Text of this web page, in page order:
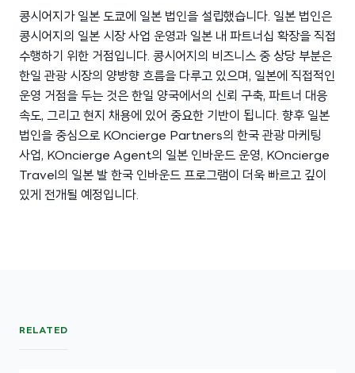
콩시어지가 일본 도쿄에 일본 법인을 설립했습니다. 일본 법인은
콩시어지의 일본 시장 사업 운영과 일본 내 파트너십 확장을 직접
수행하기 위한 거점입니다. 콩시어지의 비즈니스 중 상당 부분은
한일 관광 시장의 양방향 흐름을 다루고 있으며, 일본에 직접적인
운영 거점을 두는 것은 한일 양국에서의 신뢰 구축, 파트너 대응
속도, 그리고 현지 채용에 있어 중요한 기반이 됩니다. 향후 일본
법인을 중심으로 KOncierge Partners의 한국 관광 마케팅
사업, KOncierge Agent의 일본 인바운드 운영, KOncierge
Travel의 일본 발 한국 인바운드 프로그램이 더욱 빠르고 깊이
있게 전개될 예정입니다.
RELATED